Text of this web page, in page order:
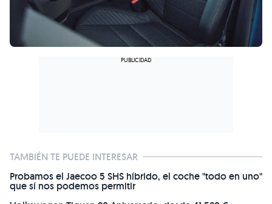
TAMBIÉN TE PUEDE INTERESAR
Probamos el Jaecoo 5 SHS híbrido, el coche "todo en uno"
que sí nos podemos permitir